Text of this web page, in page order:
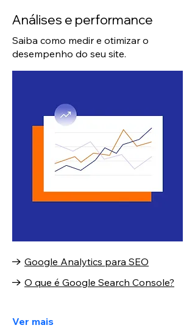
Análises e performance
Saiba como medir e otimizar o
desempenho do seu site.
Google Analytics para SEO
O que é Google Search Console?
Ver mais